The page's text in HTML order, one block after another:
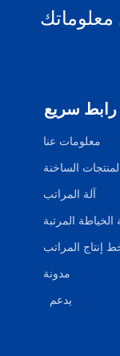
معلوماتك
رابط سريع
معلومات عنا
الساخنة
آلة المراتب
الخياطة المرتبة
إنتاج المراتب
مدونة
يدعم